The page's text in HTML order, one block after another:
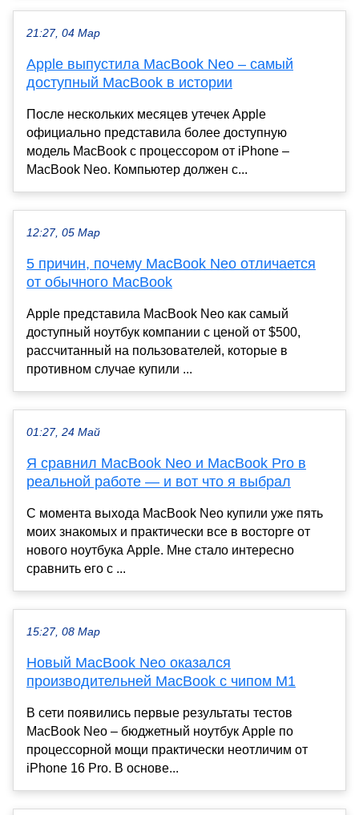
21:27, 04 Мар
Apple выпустила MacBook Neo – самый
доступный MacBook в истории
После нескольких месяцев утечек Apple
официально представила более доступную
модель MacBook с процессором от iPhone –
MacBook Neo. Компьютер должен с...
12:27, 05 Мар
5 причин, почему MacBook Neo отличается
от обычного MacBook
Apple представила MacBook Neo как самый
доступный ноутбук компании с ценой от $500,
рассчитанный на пользователей, которые в
противном случае купили ...
01:27, 24 Май
Я сравнил MacBook Neo и MacBook Pro в
реальной работе — и вот что я выбрал
С момента выхода MacBook Neo купили уже пять
моих знакомых и практически все в восторге от
нового ноутбука Apple. Мне стало интересно
сравнить его с ...
15:27, 08 Мар
Новый MacBook Neo оказался
производительней MacBook с чипом M1
В сети появились первые результаты тестов
MacBook Neo – бюджетный ноутбук Apple по
процессорной мощи практически неотличим от
iPhone 16 Pro. В основе...